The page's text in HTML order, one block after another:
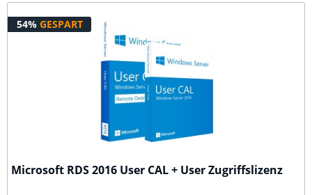
54% GESPART
Microsoft RDS 2016 User CAL + User Zugriffslizenz